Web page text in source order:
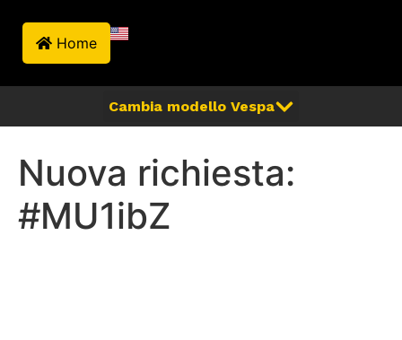
Home
Nuova richiesta:
#MU1ibZ